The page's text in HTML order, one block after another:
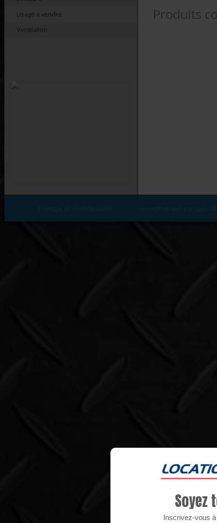
Usagé à vendre
Ventilation
Produits
Soyez
Inscrivez-vous